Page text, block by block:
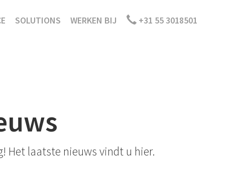
SOLUTIONS WERKEN BIJ +31 55 3018501
Het laatste nieuws vindt u hier.